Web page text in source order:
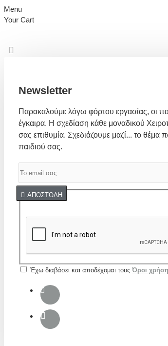
Menu
Your Cart
Newsletter
Παρακαλούμε λόγω φόρτου εργασίας, οι
έγκαιρα. Η σχεδίαση κάθε μοναδικού
σας επιθυμία. Σχεδιάζουμε μαζί... το θέμα
παιδιού σας.
ΑΠΟΣΤΟΛΉ
Captcha
Έχω διαβάσει και αποδέχομαι τους Όροι